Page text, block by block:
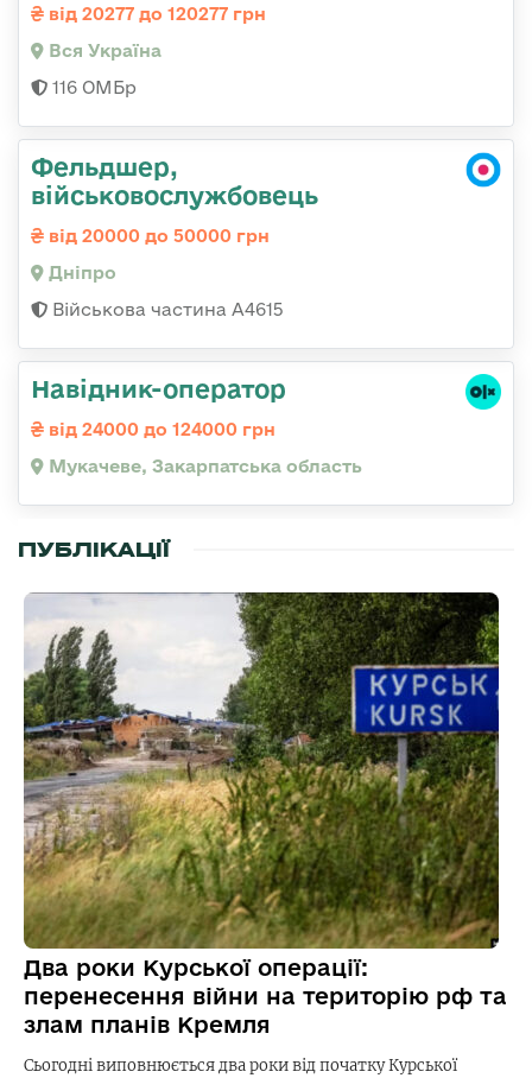
від 20277 до 120277 грн
Вся Україна
116 ОМБр
Фельдшер,
військовослужбовець
від 20000 до 50000 грн
Дніпро
Військова частина А4615
Навідник-оператор
від 24000 до 124000 грн
Мукачеве, Закарпатська область
ПУБЛІКАЦІЇ
Два роки Курської операції:
перенесення війни на територію рф та
злам планів Кремля
Сьогодні виповнюється два роки від початку Курської